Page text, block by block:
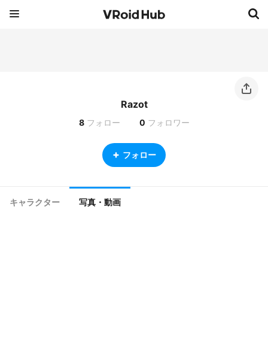
Razot
8 フォロー 0 フォロワー
フォロー
キャラクター 写真・動画